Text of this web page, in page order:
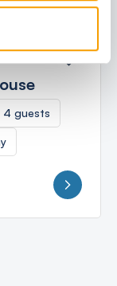
4 guests